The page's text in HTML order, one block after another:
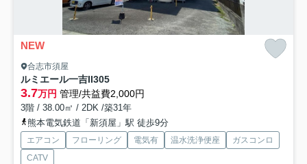
NEW
合志市須屋
ルミエール一吉II305
3.7万円 管理/共益費2,000円
3階 / 38.00㎡ / 2DK /築31年
熊本電気鉄道「新須屋」駅 徒歩9分
エアコン フローリング 電気有 温水洗浄便座
ガスコンロ
CATV